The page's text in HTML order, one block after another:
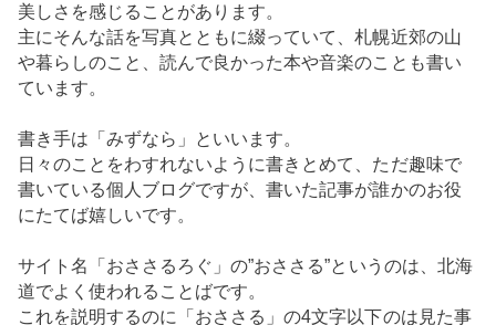
美しさを感じることがあります。
主にそんな話を写真とともに綴っていて、札幌近郊の山
や暮らしのこと、読んで良かった本や音楽のことも書い
ています。
書き手は「みずなら」といいます。
日々のことをわすれないように書きとめて、ただ趣味で
書いている個人ブログですが、書いた記事が誰かのお役
にたてば嬉しいです。
サイト名「おささるろぐ」の”おささる”というのは、北海
道でよく使われることばです。
これを説明するのに「おささる」の4文字以下のは見た事